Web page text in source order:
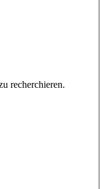
recherchieren.